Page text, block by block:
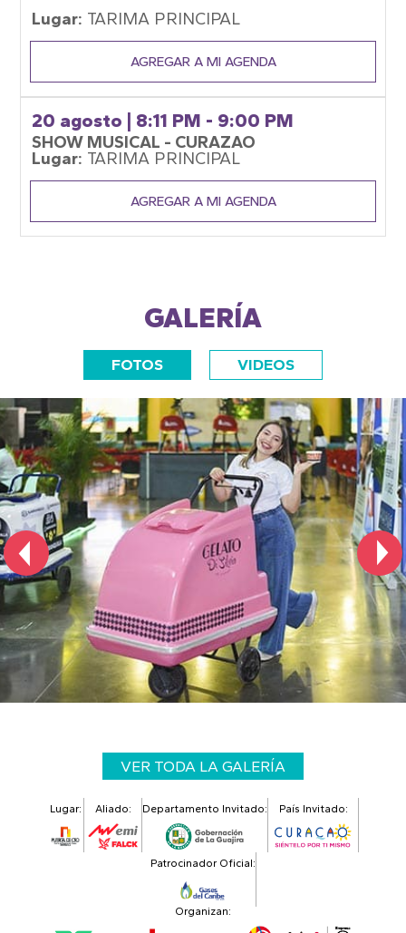
Lugar: TARIMA PRINCIPAL
AGREGAR A MI AGENDA
20 agosto | 8:11 PM - 9:00 PM
SHOW MUSICAL - CURAZAO
Lugar: TARIMA PRINCIPAL
AGREGAR A MI AGENDA
GALERÍA
FOTOS VIDEOS
VER TODA LA GALERÍA
Lugar: Aliado: Departamento Invitado: País Invitado:
Patrocinador Oficial:
Organizan: